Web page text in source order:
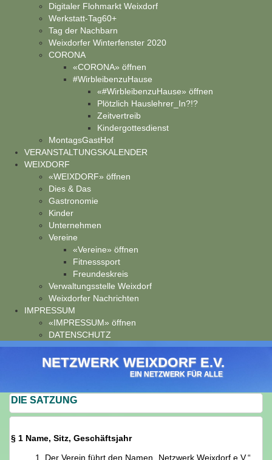
Digitaler Flohmarkt Weixdorf
Werkstatt-Tag60+
Tag der Nachbarn
Weixdorfer Winterfenster 2020
CORONA
«CORONA» öffnen
#WirbleibenzuHause
«#WirbleibenzuHause» öffnen
Plötzlich Hauslehrer_In?!?
Zeitvertreib
Kindergottesdienst
MontagsGastHof
VERANSTALTUNGSKALENDER
WEIXDORF
«WEIXDORF» öffnen
Dies & Das
Gastronomie
Kinder
Unternehmen
Vereine
«Vereine» öffnen
Fitnesssport
Freundeskreis
Verwaltungsstelle Weixdorf
Weixdorfer Nachrichten
IMPRESSUM
«IMPRESSUM» öffnen
DATENSCHUTZ
NETZWERK WEIXDORF E.V.
EIN NETZWERK FÜR ALLE
DIE SATZUNG
§ 1 Name, Sitz, Geschäftsjahr
1. Der Verein führt den Namen „Netzwerk Weixdorf e.V.“